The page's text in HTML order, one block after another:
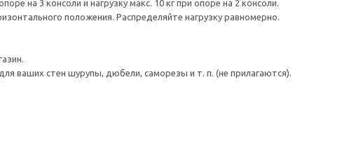
на 3 консоли и нагрузку макс. 10 кг при опоре на 2 консоли.
положения. Распределяйте нагрузку равномерно.
ваших стен шурупы, дюбели, саморезы и т. п. (не прилагаются).